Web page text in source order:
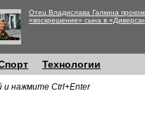
Отец Владислава Галкина
«воскрешение» сына в
Технологии
нажмите Ctrl+Enter